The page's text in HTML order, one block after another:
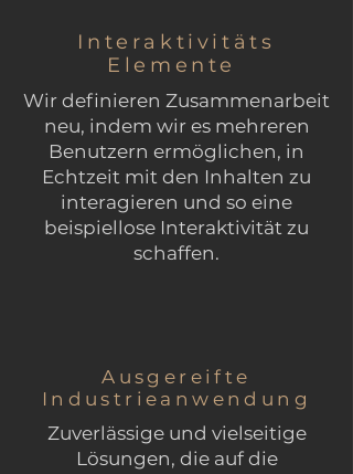
Interaktivitäts
Elemente
Wir definieren Zusammenarbeit
neu, indem wir es mehreren
Benutzern ermöglichen, in
Echtzeit mit den Inhalten zu
interagieren und so eine
beispiellose Interaktivität zu
schaffen.
Ausgereifte
Industrieanwendung
Zuverlässige und vielseitige
Lösungen, die auf die